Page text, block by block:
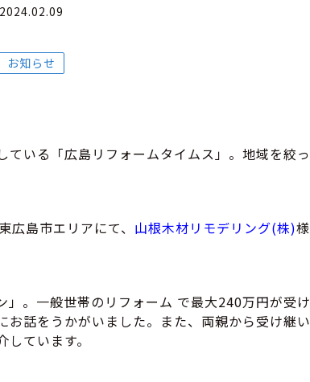
2024.02.09
お知らせ
いる「広島リフォームタイムス」。地域を絞っ
島市エリアにて、 山根木材リモデリング(株)様
。一般世帯のリフォーム で最大240万円が受け
話をうかがいました。また、両親から受け継い
ています。